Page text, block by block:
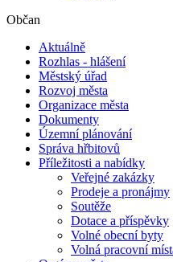
Občan
Aktuálně
Rozhlas - hlášení
Městský úřad
Rozvoj města
Organizace města
Dokumenty
Územní plánování
Správa hřbitovů
Příležitosti a nabídky
Veřejné zakázky
Prodeje a pronájmy
Soutěže
Dotace a příspěvky
Volné obecní byty
Volná pracovní